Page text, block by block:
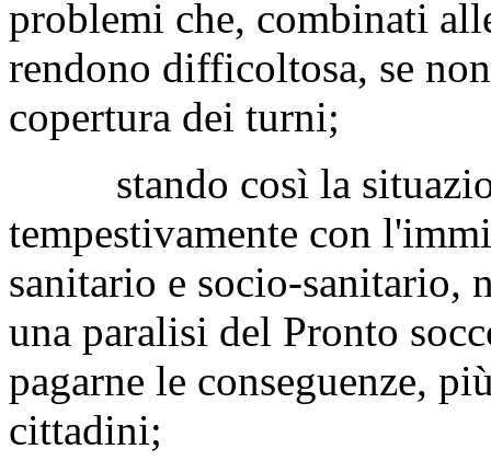
problemi che, combinati
rendono difficoltosa, se
copertura dei turni;
stando così la
tempestivamente con
sanitario e socio-sanitario,
una paralisi del Pronto
pagarne le conseguenze,
cittadini;